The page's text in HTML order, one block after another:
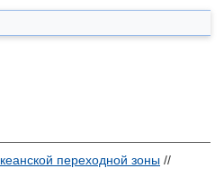
переходной зоны //